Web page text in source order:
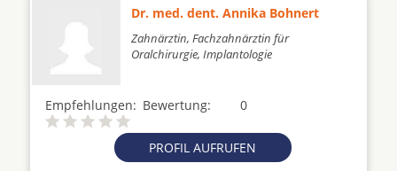
Dr. med. dent. Annika Bohnert
Zahnärztin, Fachzahnärztin für
Oralchirurgie, Implantologie
Empfehlungen: 0
Bewertung:
PROFIL AUFRUFEN